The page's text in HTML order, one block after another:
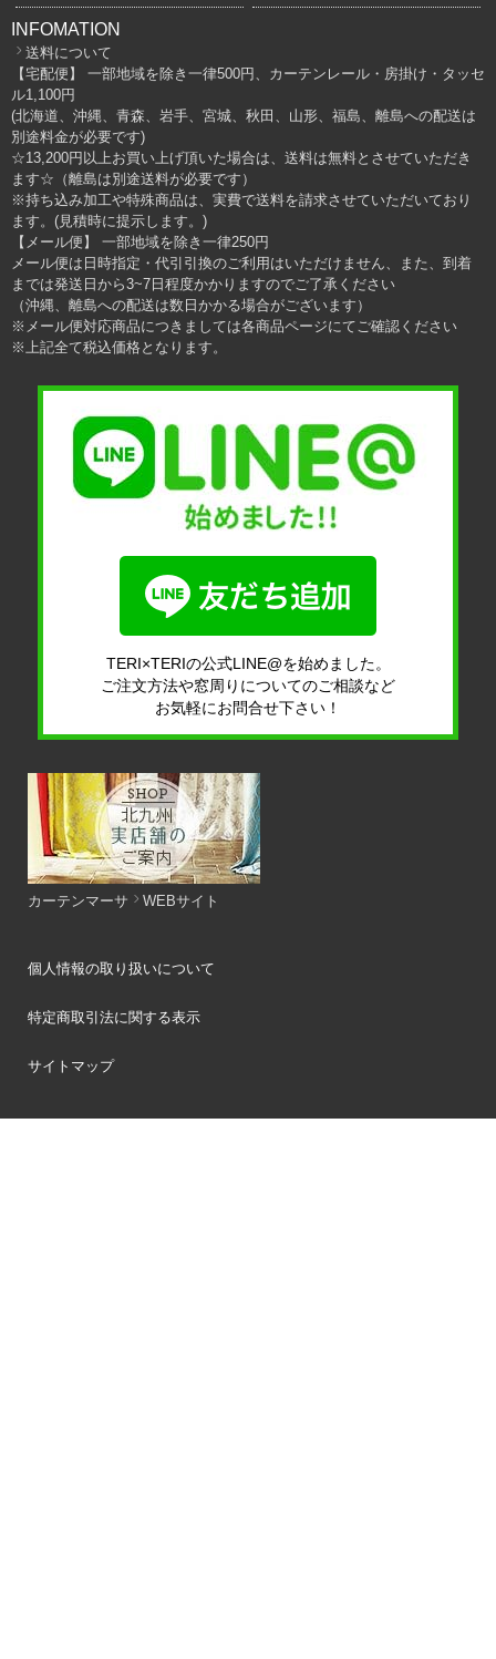
INFOMATION
送料について
【宅配便】 一部地域を除き一律500円、カーテンレール・房掛け・タッセ
ル1,100円
(北海道、沖縄、青森、岩手、宮城、秋田、山形、福島、離島への配送は
別途料金が必要です)
☆13,200円以上お買い上げ頂いた場合は、送料は無料とさせていただき
ます☆（離島は別途送料が必要です）
※持ち込み加工や特殊商品は、実費で送料を請求させていただいており
ます。(見積時に提示します。)
【メール便】 一部地域を除き一律250円
メール便は日時指定・代引引換のご利用はいただけません、また、到着
までは発送日から3~7日程度かかりますのでご了承ください
（沖縄、離島への配送は数日かかる場合がございます）
※メール便対応商品につきましては各商品ページにてご確認ください
※上記全て税込価格となります。
TERI×TERIの公式LINE@を始めました。
ご注文方法や窓周りについてのご相談など
お気軽にお問合せ下さい！
カーテンマーサ WEBサイト
個人情報の取り扱いについて
特定商取引法に関する表示
サイトマップ